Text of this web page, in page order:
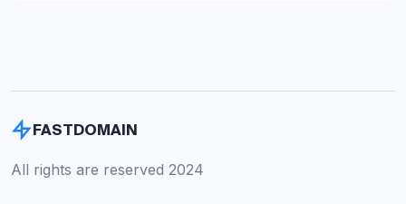
FASTDOMAIN
All rights are reserved 2024